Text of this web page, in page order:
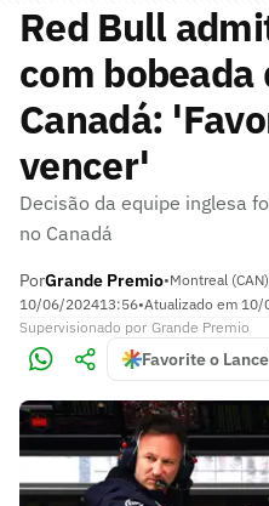
Red Bull
com bobeada
Canadá:
vencer'
Decisão da equipe inglesa
no Canadá
PorGrande Premio•Montreal (CAN)
10/06/202413:56•Atualizado em 10/
Supervisionado por Grande Premio
Favorite o